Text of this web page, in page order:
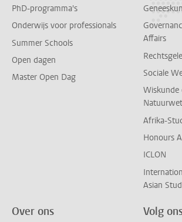
PhD-programma's
Onderwijs voor professionals
Summer Schools
Open dagen
Master Open Dag
Affairs
Sociale
Wiskunde
Afrika-
Honours
ICLON
Asian
Over ons Volg